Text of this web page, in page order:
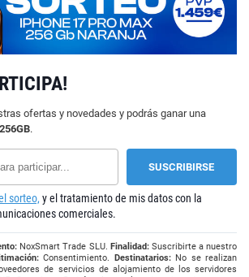
ofertas y novedades y podrás ganar una
.
sorteo, y el tratamiento de mis datos con la
comerciales.
NoxSmart Trade SLU. Finalidad:Suscribirte a nuestro
Consentimiento. Destinatarios:No se realizan
de servicios de alojamiento de los servidores